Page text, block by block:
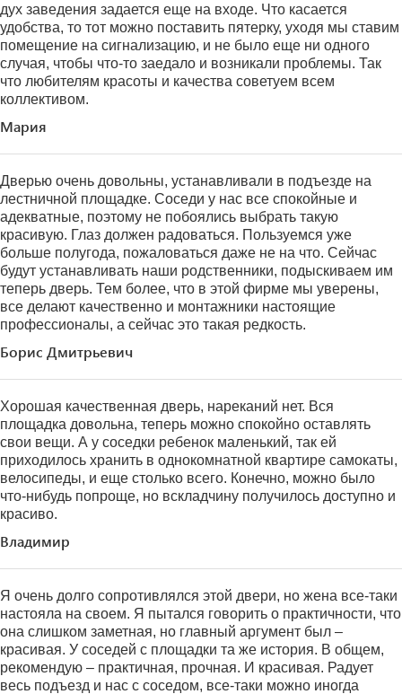
дух заведения задается еще на входе. Что касается
удобства, то тот можно поставить пятерку, уходя мы ставим
помещение на сигнализацию, и не было еще ни одного
случая, чтобы что-то заедало и возникали проблемы. Так
что любителям красоты и качества советуем всем
коллективом.
Мария
Дверью очень довольны, устанавливали в подъезде на
лестничной площадке. Соседи у нас все спокойные и
адекватные, поэтому не побоялись выбрать такую
красивую. Глаз должен радоваться. Пользуемся уже
больше полугода, пожаловаться даже не на что. Сейчас
будут устанавливать наши родственники, подыскиваем им
теперь дверь. Тем более, что в этой фирме мы уверены,
все делают качественно и монтажники настоящие
профессионалы, а сейчас это такая редкость.
Борис Дмитрьевич
Хорошая качественная дверь, нареканий нет. Вся
площадка довольна, теперь можно спокойно оставлять
свои вещи. А у соседки ребенок маленький, так ей
приходилось хранить в однокомнатной квартире самокаты,
велосипеды, и еще столько всего. Конечно, можно было
что-нибудь попроще, но вскладчину получилось доступно и
красиво.
Владимир
Я очень долго сопротивлялся этой двери, но жена все-таки
настояла на своем. Я пытался говорить о практичности, что
она слишком заметная, но главный аргумент был –
красивая. У соседей с площадки та же история. В общем,
рекомендую – практичная, прочная. И красивая. Радует
весь подъезд и нас с соседом, все-таки можно иногда